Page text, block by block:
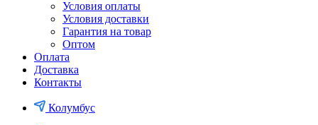
Условия оплаты
Условия доставки
Гарантия на товар
Оптом
Оплата
Доставка
Контакты
Колумбус